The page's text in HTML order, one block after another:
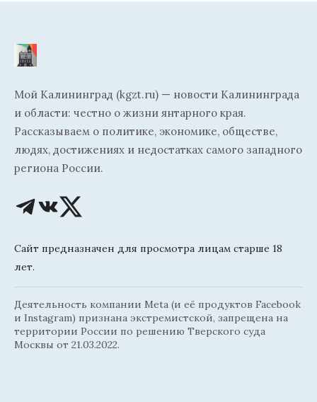
Мой Калининград (kgzt.ru) — новости Калининграда
и области: честно о жизни янтарного края.
Рассказываем о политике, экономике, обществе,
людях, достижениях и недостатках самого западного
региона России.
Сайт предназначен для просмотра лицам старше 18
лет.
Деятельность компании Meta (и её продуктов Facebook
и Instagram) признана экстремистской, запрещена на
территории России по решению Тверского суда
Москвы от 21.03.2022.